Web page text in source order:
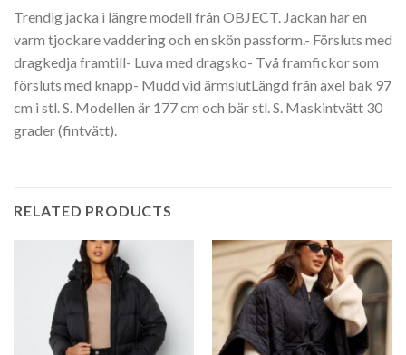
Trendig jacka i längre modell från OBJECT. Jackan har en
varm tjockare vaddering och en skön passform.- Försluts med
dragkedja framtill- Luva med dragsko- Två framfickor som
försluts med knapp- Mudd vid ärmslutLängd från axel bak 97
cm i stl. S. Modellen är 177 cm och bär stl. S. Maskintvätt 30
grader (fintvätt).
RELATED PRODUCTS